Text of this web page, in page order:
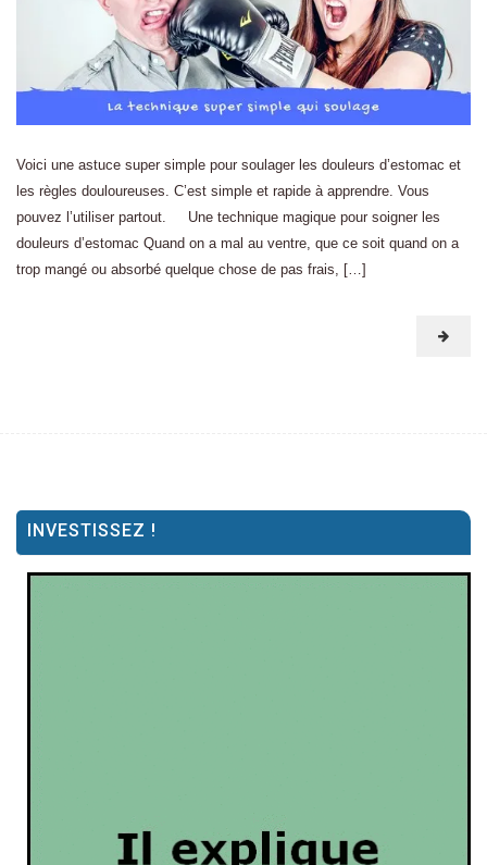
Voici une astuce super simple pour soulager les douleurs d’estomac et
les règles douloureuses. C’est simple et rapide à apprendre. Vous
pouvez l’utiliser partout. Une technique magique pour soigner les
douleurs d’estomac Quand on a mal au ventre, que ce soit quand on a
trop mangé ou absorbé quelque chose de pas frais, […]
INVESTISSEZ !